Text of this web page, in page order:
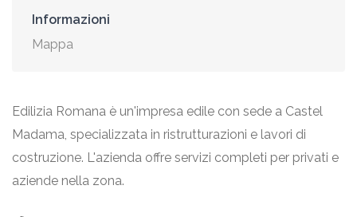
Informazioni
Mappa
Edilizia Romana è un'impresa edile con sede a Castel
Madama, specializzata in ristrutturazioni e lavori di
costruzione. L'azienda offre servizi completi per privati e
aziende nella zona.